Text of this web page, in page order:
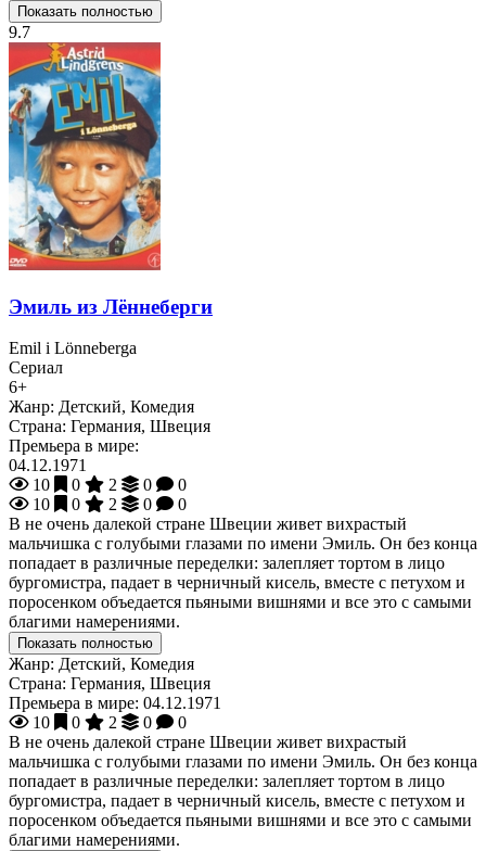
Показать полностью
9.7
Эмиль из Лённеберги
Emil i Lönneberga
Сериал
6+
Жанр: Детский, Комедия
Страна: Германия, Швеция
Премьера в мире:
04.12.1971
10
0 2 0
0
10
0 2 0
0
В не очень далекой стране Швеции живет вихрастый
мальчишка с голубыми глазами по имени Эмиль. Он без конца
попадает в различные переделки: залепляет тортом в лицо
бургомистра, падает в черничный кисель, вместе с петухом и
поросенком объедается пьяными вишнями и все это с самыми
благими намерениями.
Показать полностью
Жанр: Детский, Комедия
Страна: Германия, Швеция
Премьера в мире: 04.12.1971
10
0 2 0
0
В не очень далекой стране Швеции живет вихрастый
мальчишка с голубыми глазами по имени Эмиль. Он без конца
попадает в различные переделки: залепляет тортом в лицо
бургомистра, падает в черничный кисель, вместе с петухом и
поросенком объедается пьяными вишнями и все это с самыми
благими намерениями.